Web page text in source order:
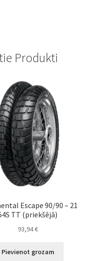
Produkti
Escape 90/90 – 21
TT (priekšējā)
93,94€
Pievienot grozam